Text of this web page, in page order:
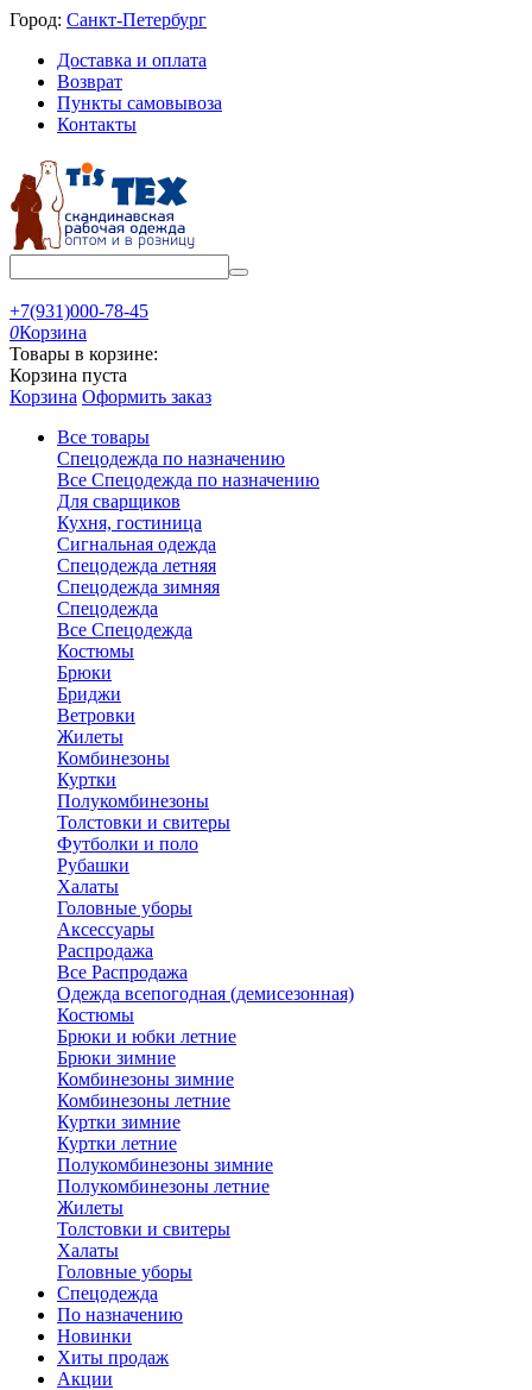
Город: Санкт-Петербург
Доставка и оплата
Возврат
Пункты самовывоза
Контакты
+7(931)000-78-45
0Корзина
Товары в корзине:
Корзина пуста
Корзина Оформить заказ
Все товары
Спецодежда по назначению
Все Спецодежда по назначению
Для сварщиков
Кухня, гостиница
Сигнальная одежда
Спецодежда летняя
Спецодежда зимняя
Спецодежда
Все Спецодежда
Костюмы
Брюки
Бриджи
Ветровки
Жилеты
Комбинезоны
Куртки
Полукомбинезоны
Толстовки и свитеры
Футболки и поло
Рубашки
Халаты
Головные уборы
Аксессуары
Распродажа
Все Распродажа
Одежда всепогодная (демисезонная)
Костюмы
Брюки и юбки летние
Брюки зимние
Комбинезоны зимние
Комбинезоны летние
Куртки зимние
Куртки летние
Полукомбинезоны зимние
Полукомбинезоны летние
Жилеты
Толстовки и свитеры
Халаты
Головные уборы
Спецодежда
По назначению
Новинки
Хиты продаж
Акции